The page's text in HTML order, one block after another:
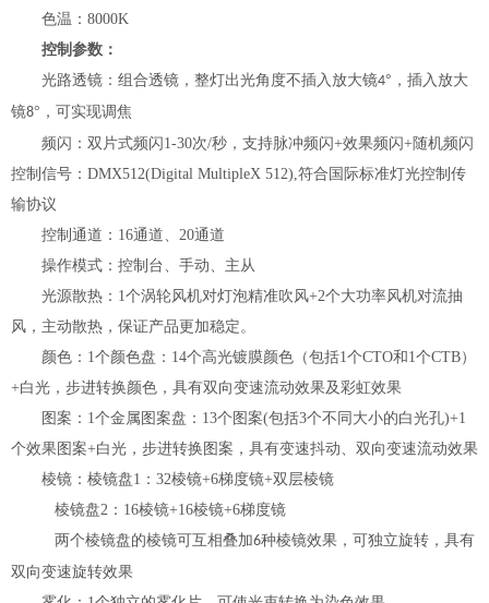
色温 ： 8000K
控制参数：
光路透镜： 组合透镜，整灯出光角度不插入放大镜4°，插入放大
镜8°，可实现调焦
频闪： 双 片式频闪 1-30次/秒， 支持脉冲频闪+效果频闪+随机频闪
控制信号：DMX512(Digital MultipleX 512),符合国际标准灯光控制传
输协议
控制通道： 16通道、20通道
操作模式： 控制台、手动、主从
光源散热 ： 1个涡轮风机对灯泡精准吹风+2个大功率风机对流抽
风， 主动散热， 保证产品更加稳定。
颜色： 1个颜色盘：14个高光镀膜颜色（包括1个CTO和1个CTB）
+白光，步进转换颜色，具有双向变速流动效果及彩虹效果
图案： 1个金属图案盘：13个图案(包括3个不同大小的白光孔)+1
个效果图案+白光，步进转换图案，具有变速抖动、双向变速流动效果
棱镜：棱镜盘1：32棱镜+6梯度镜+双层棱镜
棱镜盘2：16棱镜+16棱镜+6梯度镜
两个棱镜盘的棱镜可互相叠加6种棱镜效果， 可独立旋转， 具有
双向变速旋转效果